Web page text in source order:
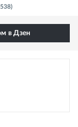
в Дзен